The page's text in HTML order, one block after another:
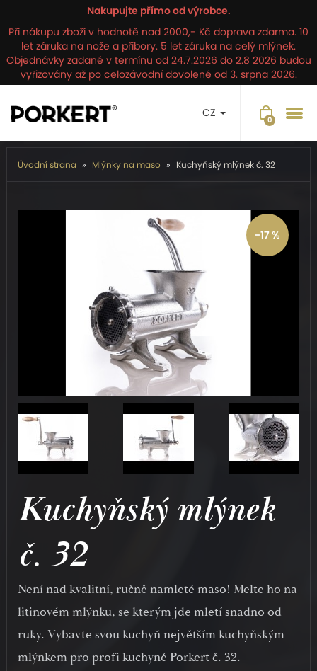
Nakupujte přímo od výrobce.
Při nákupu zboží v hodnotě nad 2000,- Kč doprava zdarma. 10
let záruka na nože a příbory. 5 let záruka na celý mlýnek.
Objednávky zadané v termínu od 24.7.2026 do 2.8 2026 budou
vyřizovány až po celozávodní dovolené od 3. srpna 2026.
CZ
Úvodní strana Mlýnky na maso Kuchyňský mlýnek č. 32
-17 %
Kuchyňský mlýnek
č. 32
Není nad kvalitní, ručně namleté maso! Melte ho na
litinovém mlýnku, se kterým jde mletí snadno od
ruky. Vybavte svou kuchyň největším kuchyňským
mlýnkem pro profi kuchyně Porkert č. 32.